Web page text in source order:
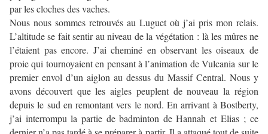
par les cloches des vaches.
Nous nous sommes retrouvés au Luguet où j’ai pris mon relais.
L’altitude se fait sentir au niveau de la végétation : là les mûres ne
l’étaient pas encore. J’ai cheminé en observant les oiseaux de
proie qui tournoyaient en pensant à l’animation de Vulcania sur le
premier envol d’un aiglon au dessus du Massif Central. Nous y
avons découvert que les aigles peuplent de nouveau la région
depuis le sud en remontant vers le nord. En arrivant à Bostberty,
j’ai interrompu la partie de badminton de Hannah et Elias ; ce